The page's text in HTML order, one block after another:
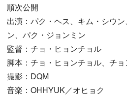
順次公開
出演：パク・ヘス、キム・シウ
ン、パク・ジョンミン
監督：チョ・ヒョンチョル
脚本：チョ・ヒョンチョル、チ
撮影：DQM
音楽：OHHYUK／オヒョク